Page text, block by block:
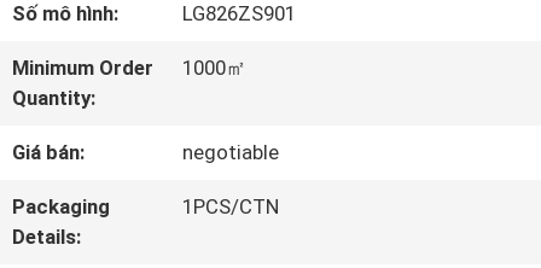
TÔI
CHUYẾN
THAM
QUAN
Số mô hình: LG826ZS901
Minimum Order
Quantity:
1000㎡
Giá bán: negotiable
Packaging
Details:
1PCS/CTN